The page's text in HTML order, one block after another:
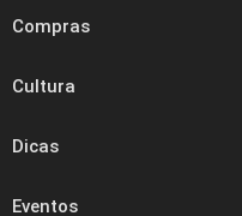
Compras
Cultura
Dicas
Eventos